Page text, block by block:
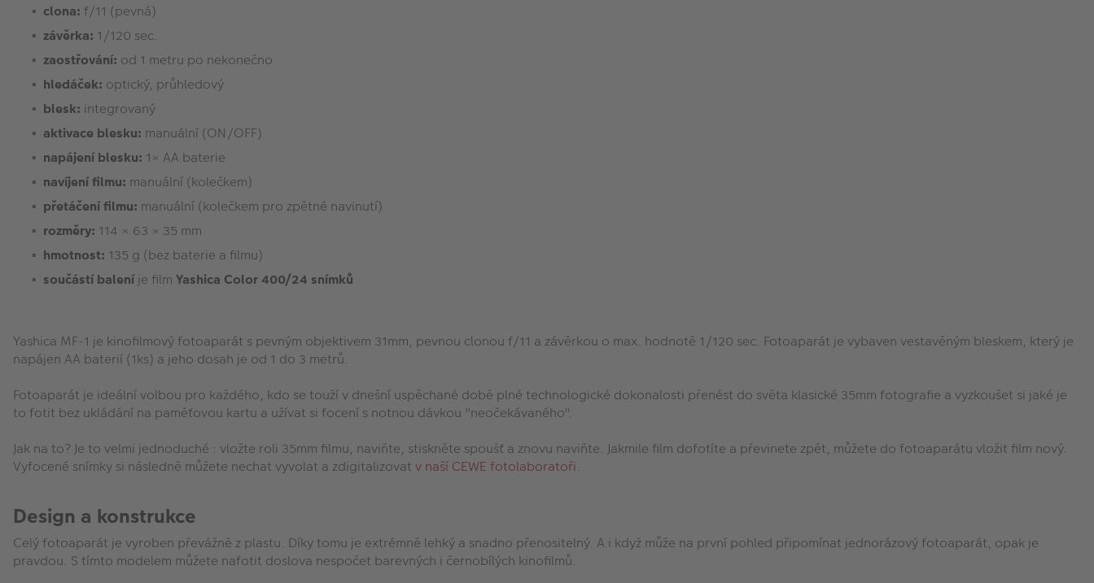
clona: f/11 (pevná)
závěrka: 1/120 sec.
zaostřování: od 1 metru po nekonečno
hledáček: optický, průhledový
blesk: integrovaný
aktivace blesku: manuální (ON/OFF)
napájení blesku: 1× AA baterie
navíjení filmu: manuální (kolečkem)
přetáčení filmu: manuální (kolečkem pro zpětné navinutí)
rozměry: 114 × 63 × 35 mm
hmotnost: 135 g (bez baterie a filmu)
součástí balení je film Yashica Color 400/24 snímků
Yashica MF-1 je kinofilmový fotoaparát s pevným objektivem 31mm, pevnou clonou f/11 a závěrkou o max. hodnotě 1/120 sec. Fotoaparát je vybaven vestavěným bleskem, který je
napájen AA baterií (1ks) a jeho dosah je od 1 do 3 metrů.
Fotoaparát je ideální volbou pro každého, kdo se touží v dnešní uspěchané době plné technologické dokonalosti přenést do světa klasické 35mm fotografie a vyzkoušet si jaké je
to fotit bez ukládání na paměťovou kartu a užívat si focení s notnou dávkou "neočekávaného".
Jak na to? Je to velmi jednoduché : vložte roli 35mm filmu, naviňte, stiskněte spoušť a znovu naviňte. Jakmile film dofotíte a převinete zpět, můžete do fotoaparátu vložit film nový.
Vyfocené snímky si následně můžete nechat vyvolat a zdigitalizovat v naší CEWE fotolaboratoři.
Design a konstrukce
Celý fotoaparát je vyroben převážně z plastu. Díky tomu je extrémně lehký a snadno přenositelný. A i když může na první pohled připomínat jednorázový fotoaparát, opak je
pravdou. S tímto modelem můžete nafotit doslova nespočet barevných i černobílých kinofilmů.